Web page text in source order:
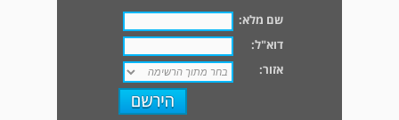
שם מלא:
דוא"ל:
אזור: